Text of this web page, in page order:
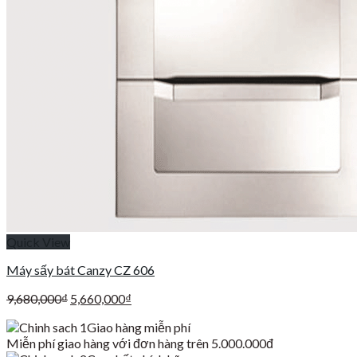
Máy sấy bát Canzy CZ 606
9,680,000₫ Giá
là:
9,680,000₫.
5,660,000₫
tại
là:
Giao hàng miễn phí
Miễn phí giao hàng với đơn hàng trên 5.000.000đ